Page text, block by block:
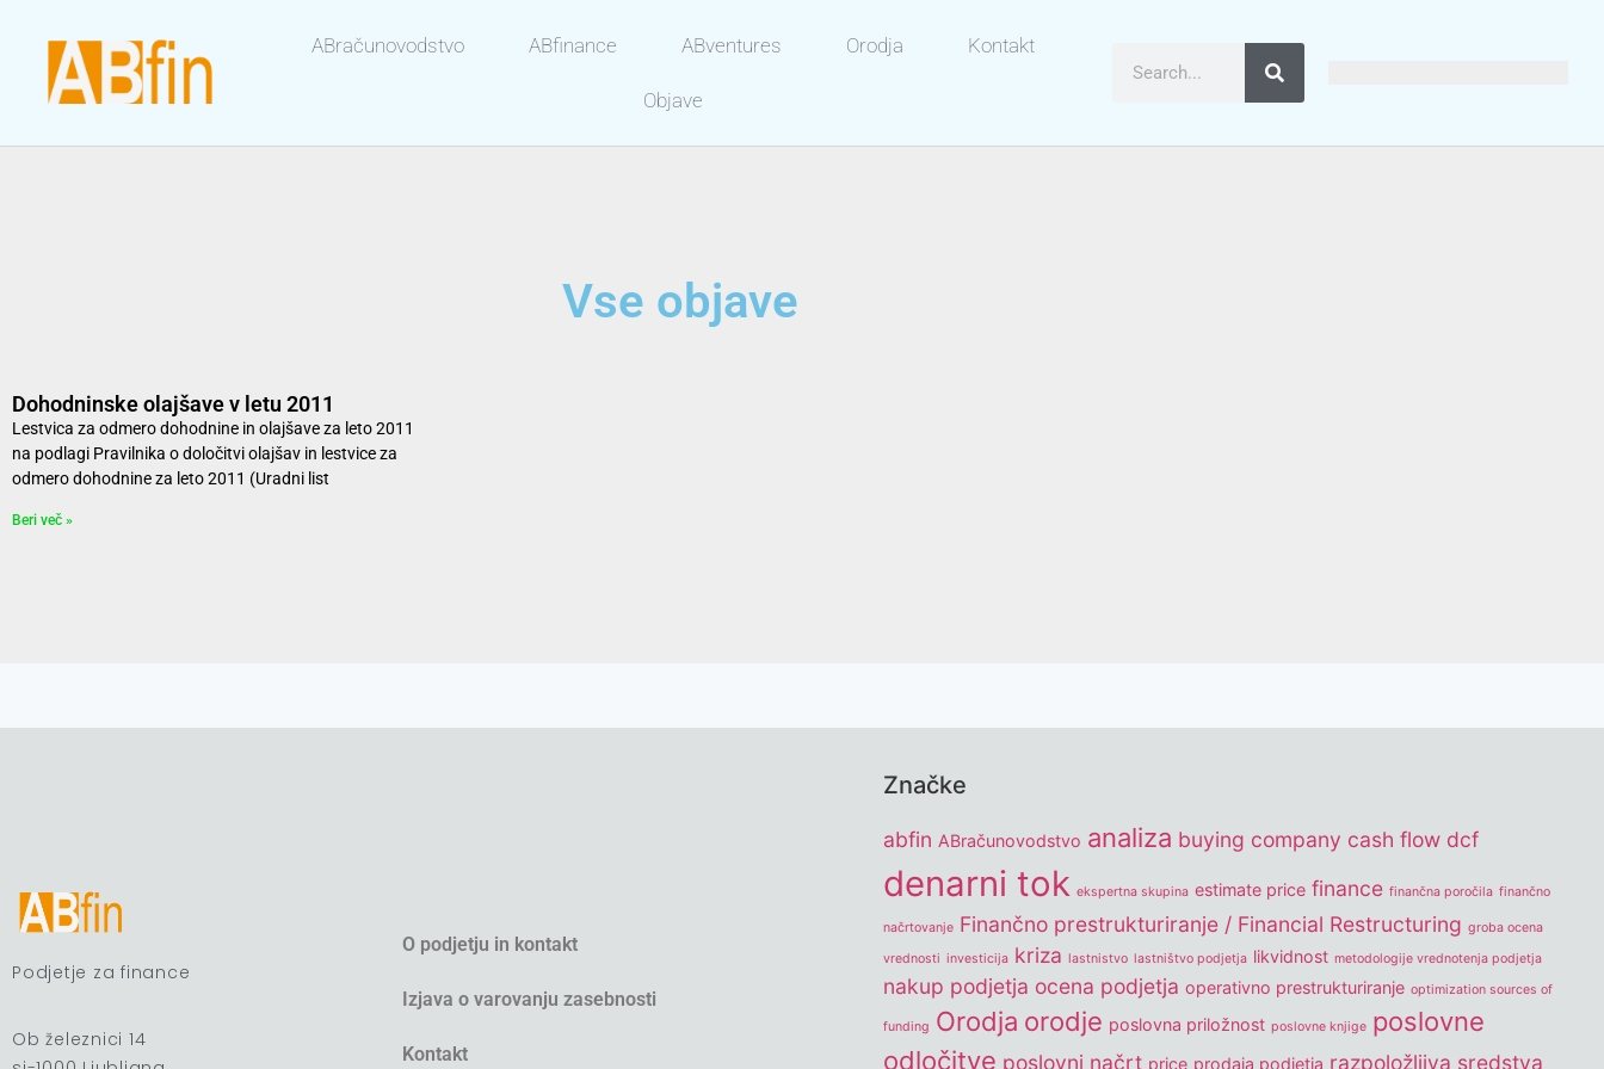
ABračunovodstvo ABfinance ABventures Orodja Kontakt
Objave
Vse objave
Dohodninske olajšave v letu 2011
Lestvica za odmero dohodnine in olajšave za leto 2011
na podlagi Pravilnika o določitvi olajšav in lestvice za
odmero dohodnine za leto 2011 (Uradni list
Beri več »
Podjetje za finance
Ob železnici 14
O podjetju in kontakt
Izjava o varovanju zasebnosti
Kontakt
Značke
abfin ABračunovodstvo analiza buying company cash flow dcf
denarni tok ekspertna skupina estimate price finance finančna poročila finančno
načrtovanje Finančno prestrukturiranje / Financial Restructuring groba ocena
vrednosti investicija kriza lastnistvo lastništvo podjetja likvidnost metodologije vrednotenja podjetja
nakup podjetja ocena podjetja operativno prestrukturiranje optimization sources of
funding Orodja orodje poslovna priložnost poslovne knjige poslovne
odločitve poslovni načrt price prodaja podjetja razpoložljiva sredstva